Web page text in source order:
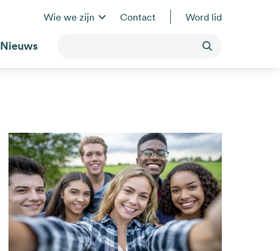
Wie we zijn Contact Word lid
Nieuws